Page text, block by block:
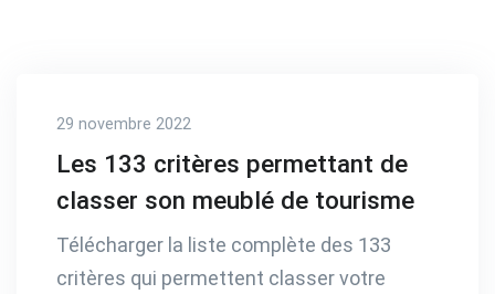
29 novembre 2022
Les 133 critères permettant de
classer son meublé de tourisme
Télécharger la liste complète des 133
critères qui permettent classer votre